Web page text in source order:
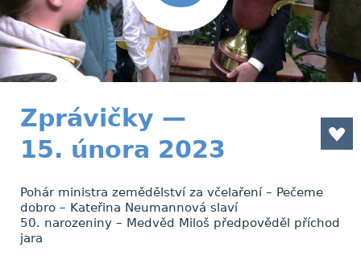
Zprávičky —
15. února 2023
Pohár ministra zemědělství za včelaření – Pečeme
dobro – Kateřina Neumannová slaví
50. narozeniny – Medvěd Miloš předpověděl příchod
jara